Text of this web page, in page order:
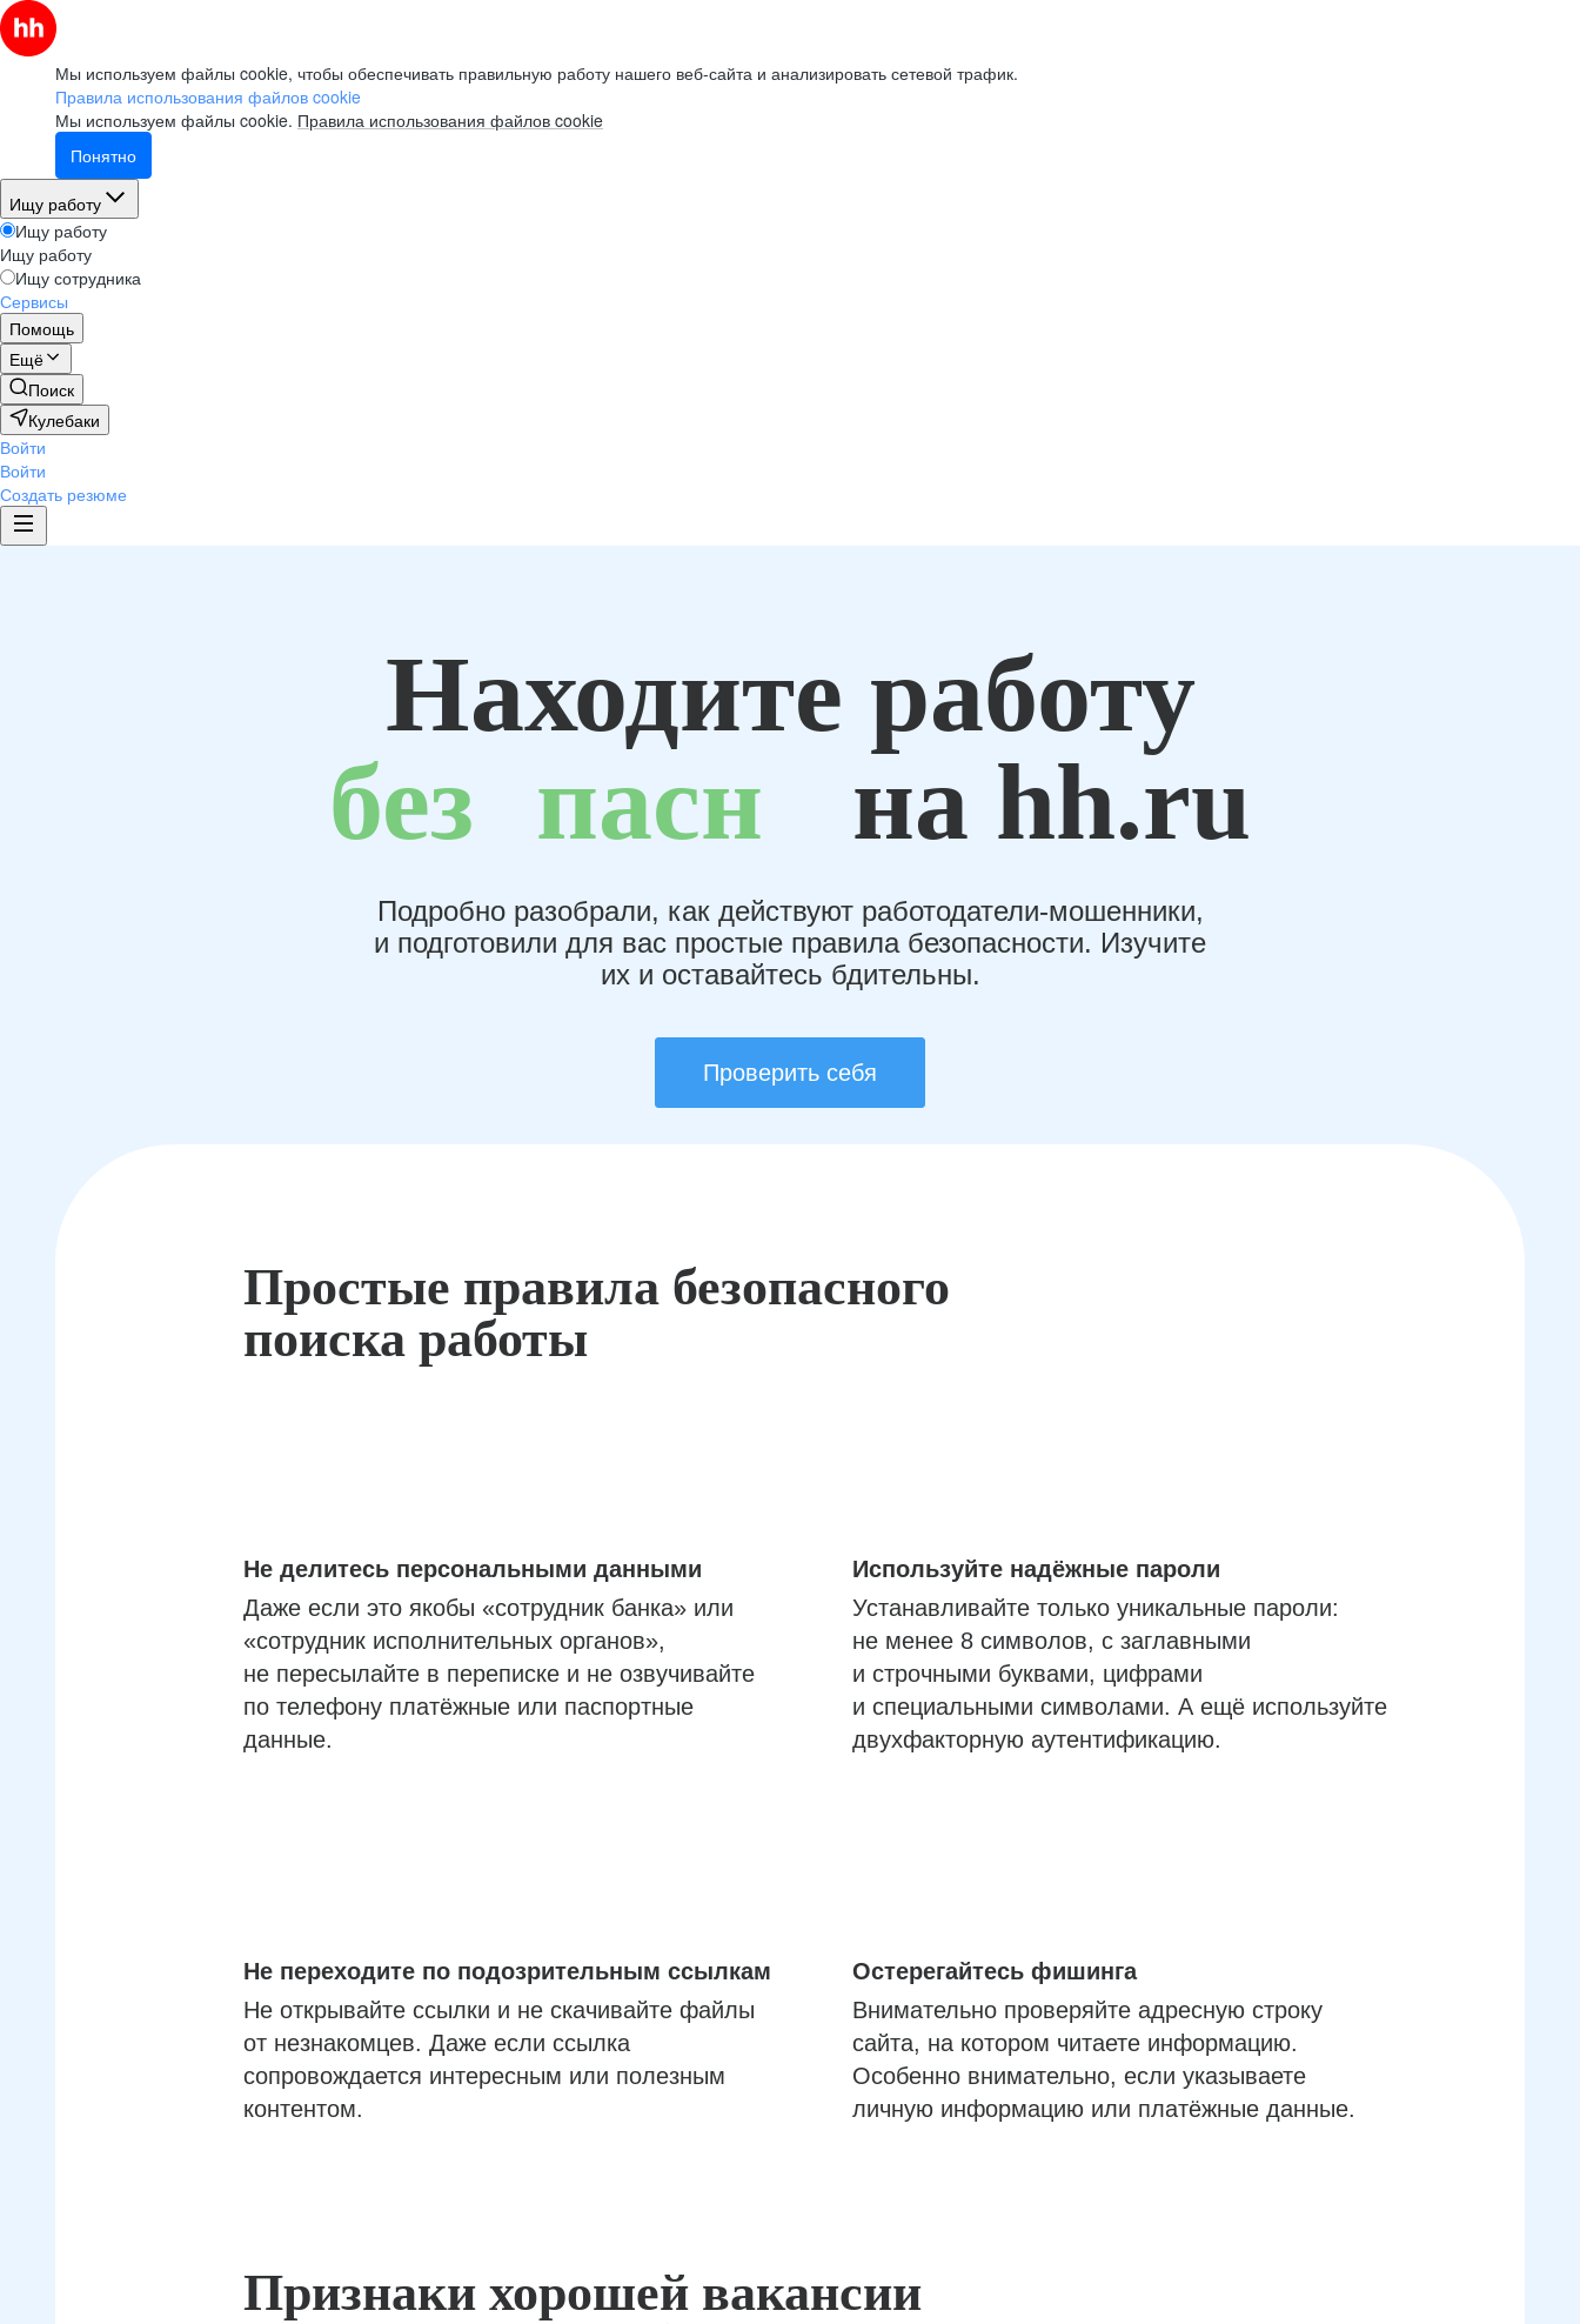
Мы используем файлы cookie, чтобы обеспечивать правильную работу нашего веб-сайта и анализировать сетевой трафик.
Правила использования файлов cookie
Мы используем файлы cookie. Правила использования файлов cookie
Понятно
Ищу работу
Ищу работу
Ищу работу
Ищу сотрудника
Сервисы
Помощь
Ещё
Поиск
Кулебаки
Войти
Войти
Создать резюме
Находите работу
без пасн на hh.ru
Подробно разобрали, как действуют работодатели-мошенники,
и подготовили для вас простые правила безопасности. Изучите
их и оставайтесь бдительны.
Проверить себя
Простые правила безопасного
поиска работы
Не делитесь персональными данными
Даже если это якобы «сотрудник банка» или
«сотрудник исполнительных органов»,
не пересылайте в переписке и не озвучивайте
по телефону платёжные или паспортные
данные.
Используйте надёжные пароли
Устанавливайте только уникальные пароли:
не менее 8 символов, с заглавными
и строчными буквами, цифрами
и специальными символами. А ещё используйте
двухфакторную аутентификацию.
Не переходите по подозрительным ссылкам
Не открывайте ссылки и не скачивайте файлы
от незнакомцев. Даже если ссылка
сопровождается интересным или полезным
контентом.
Остерегайтесь фишинга
Внимательно проверяйте адресную строку
сайта, на котором читаете информацию.
Особенно внимательно, если указываете
личную информацию или платёжные данные.
Признаки хорошей вакансии